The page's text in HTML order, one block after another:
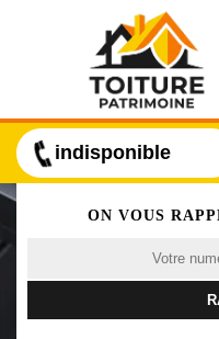
indisponible
ON VOUS